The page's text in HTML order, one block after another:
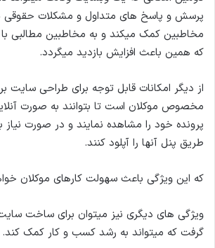
پرسش و پاسخ های متداول و مشکلات حقوقی
مخاطبین کمک میکند و به مخاطبین مطالبی با
که همین باعث افزایش بازدید میگردد.
از دیگر امکانات قابل توجه برای طراحی سایت
مخصوص موکلان است تا بتوانند به صورت
پرونده خود را مشاهده نمایند و در صورت نیاز
طریق پنل آنها را آپلود کنند.
که این ویژگی باعث سهولت کارهای موکلان
ویژگی های دیگری نیز میتوان برای ساخت سایت
گرفت که میتواند به رشد کسب و کار کمک کند.